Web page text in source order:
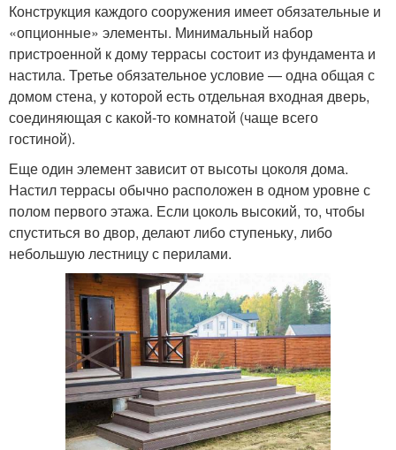
Конструкция каждого сооружения имеет обязательные и
«опционные» элементы. Минимальный набор
пристроенной к дому террасы состоит из фундамента и
настила. Третье обязательное условие — одна общая с
домом стена, у которой есть отдельная входная дверь,
соединяющая с какой-то комнатой (чаще всего
гостиной).
Еще один элемент зависит от высоты цоколя дома.
Настил террасы обычно расположен в одном уровне с
полом первого этажа. Если цоколь высокий, то, чтобы
спуститься во двор, делают либо ступеньку, либо
небольшую лестницу с перилами.